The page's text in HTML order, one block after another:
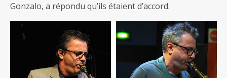
Gonzalo, a répondu qu’ils étaient d’accord.